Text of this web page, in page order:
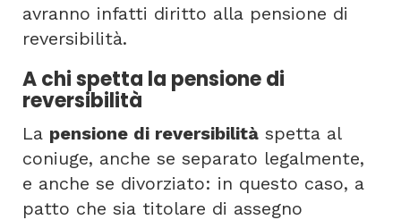
avranno infatti diritto alla pensione di
reversibilità.
A chi spetta la pensione di
reversibilità
La pensione di reversibilità spetta al
coniuge, anche se separato legalmente,
e anche se divorziato: in questo caso, a
patto che sia titolare di assegno